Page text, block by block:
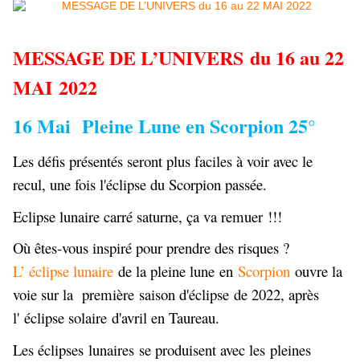
MESSAGE DE L’UNIVERS du 16 au 22
MAI 2022
16 Mai Pleine Lune en Scorpion 25°
Les défis présentés seront plus faciles à voir avec le
recul, une fois l'éclipse du Scorpion passée.
Eclipse lunaire carré saturne, ça va remuer !!!
Où êtes-vous inspiré pour prendre des risques ?
L’ éclipse lunaire de la pleine lune en Scorpion ouvre la
voie sur la première saison d'éclipse de 2022, après
l' éclipse solaire d'avril en Taureau.
Les éclipses lunaires se produisent avec les pleines